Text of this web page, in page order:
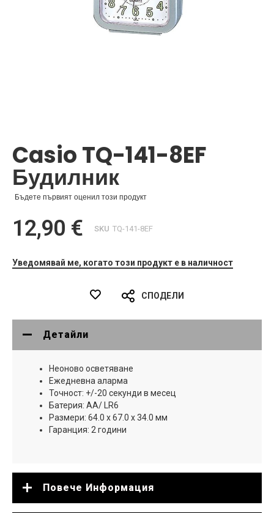
на
галерия
със
снимки
Casio TQ-141-8EF
Будилник
Бъдете първият оценил този продукт
12,90 € SKU TQ-141-8EF
Уведомявай ме, когато този продукт е в наличност
СПОДЕЛИ
Детайли
Неоново осветяване
Ежедневна аларма
Точност: +/-20 секунди в месец
Батерия: AA/ LR6
Размери: 64.0 x 67.0 x 34.0 мм
Гаранция: 2 години
Повече Информация